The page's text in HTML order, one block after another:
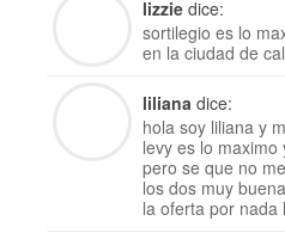
lizzie dice:
sortilegio es lo
en la ciudad de
liliana dice:
hola soy liliana y
levy es lo
pero se que no
los dos muy
la oferta por nada